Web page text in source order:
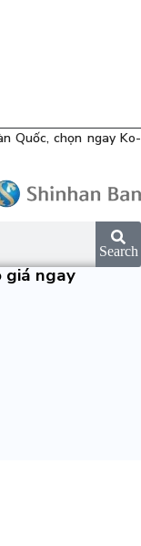
Quốc, chọn ngay Ko-
Search
giá ngay